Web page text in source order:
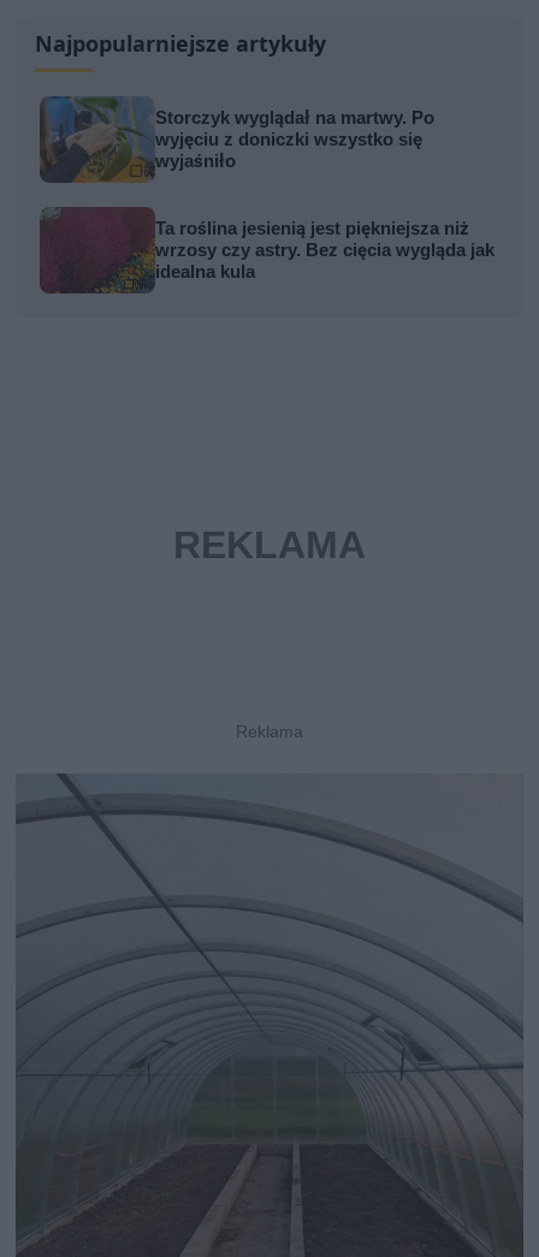
Najpopularniejsze artykuły
Storczyk wyglądał na martwy. Po
wyjęciu z doniczki wszystko się
wyjaśniło
Ta roślina jesienią jest piękniejsza niż
wrzosy czy astry. Bez cięcia wygląda jak
idealna kula